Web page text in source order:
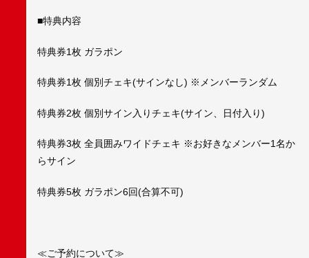
■特典内容
特典券1枚 ガラポン
特典券1枚 個別チェキ(サインなし) ※メンバーランダム
特典券2枚 個別サイン入りチェキ(サイン、日付入り)
特典券3枚 全員囲みワイドチェキ ※お好きなメンバー1名か
らサイン
特典券5枚 ガラポン6回(合算不可)
≪ご予約について≫